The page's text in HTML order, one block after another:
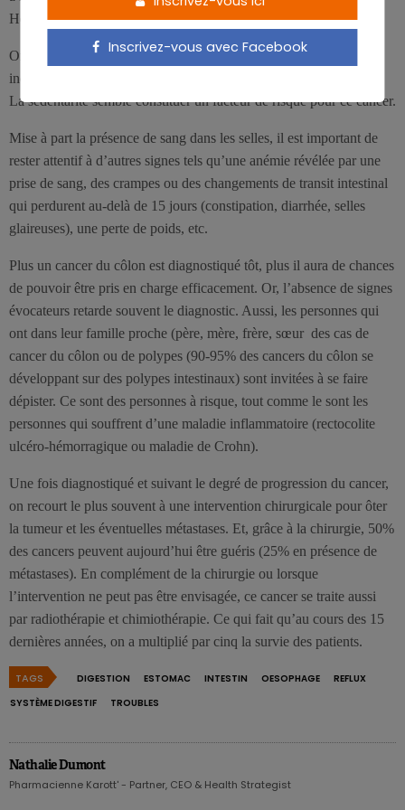
Hémoccult.
On l’ignore encore trop souvent, mais ce cancer montre une
incidence plus élevée chez les diabétiques de type II et les obèses.
La sédentarité semble constituer un facteur de risque pour ce cancer.
Mise à part la présence de sang dans les selles, il est important de
rester attentif à d’autres signes tels qu’une anémie révélée par une
prise de sang, des crampes ou des changements de transit intestinal
qui perdurent au-delà de 15 jours (constipation, diarrhée, selles
glaireuses), une perte de poids, etc.
Plus un cancer du côlon est diagnostiqué tôt, plus il aura de chances
de pouvoir être pris en charge efficacement. Or, l’absence de signes
évocateurs retarde souvent le diagnostic. Aussi, les personnes qui
ont dans leur famille proche (père, mère, frère, sœur des cas de
cancer du côlon ou de polypes (90-95% des cancers du côlon se
développant sur des polypes intestinaux) sont invitées à se faire
dépister. Ce sont des personnes à risque, tout comme le sont les
personnes qui souffrent d’une maladie inflammatoire (rectocolite
ulcéro-hémorragique ou maladie de Crohn).
Une fois diagnostiqué et suivant le degré de progression du cancer,
on recourt le plus souvent à une intervention chirurgicale pour ôter
la tumeur et les éventuelles métastases. Et, grâce à la chirurgie, 50%
des cancers peuvent aujourd’hui être guéris (25% en présence de
métastases). En complément de la chirurgie ou lorsque
l’intervention ne peut pas être envisagée, ce cancer se traite aussi
par radiothérapie et chimiothérapie. Ce qui fait qu’au cours des 15
dernières années, on a multiplié par cinq la survie des patients.
TAGS DIGESTION ESTOMAC INTESTIN OESOPHAGE
REFLUX
SYSTÈME DIGESTIF
TROUBLES
Nathalie Dumont
Pharmacienne Karott' - Partner, CEO & Health Strategist
Inscrivez-vous avec Facebook